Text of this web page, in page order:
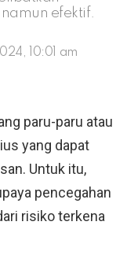
efektif.
10:01 am
paru-paru atau
yang dapat
Untuk itu,
pencegahan
risiko terkena